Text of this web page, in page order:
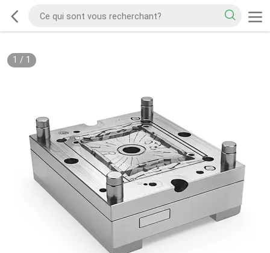
1 / 1